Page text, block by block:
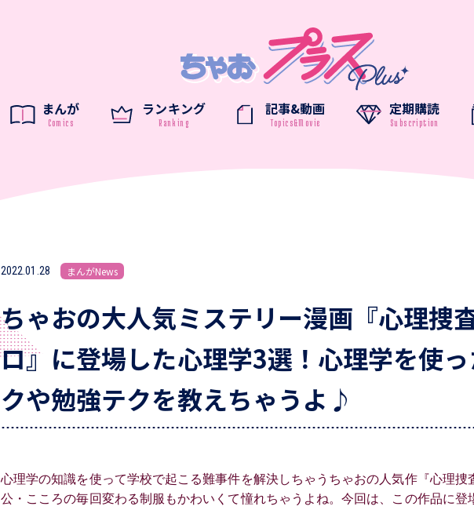
まんが ランキング 記事&動画 定期購読
2022.01.28 まんがNews
ちゃおの大人気ミステリー漫画『心理捜
ロ』に登場した心理学3選！心理学を使
クや勉強テクを教えちゃうよ♪
心理学の知識を使って学校で起こる難事件を解決しちゃうちゃおの人気作『心理捜
公・こころの毎回変わる制服もかわいくて憧れちゃうよね。今回は、この作品に登